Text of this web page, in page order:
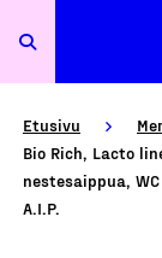
Etusivu
Bio Rich, Lacto
nestesaippua,
A.I.P.